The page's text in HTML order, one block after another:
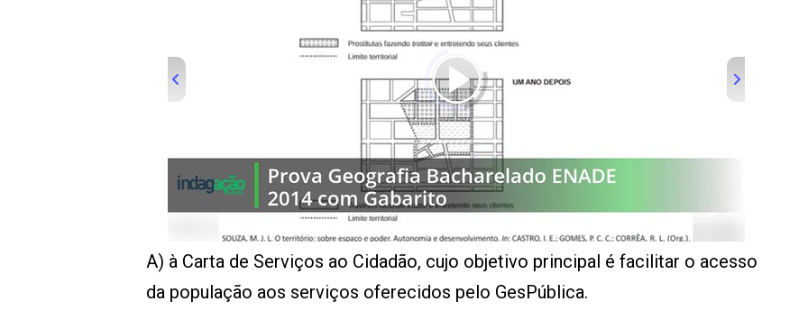
A) à Carta de Serviços ao Cidadão, cujo objetivo principal é facilitar o acesso
da população aos serviços oferecidos pelo GesPública.